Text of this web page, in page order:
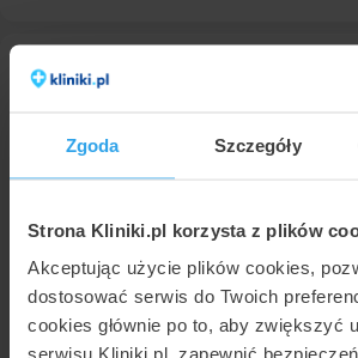
Zgoda Szczegóły
Strona Kliniki.pl korzysta z plików
Akceptując użycie plików cookies,
dostosować serwis do Twoich
cookies głównie po to, aby zwiększyć
serwisu Kliniki.pl, zapewnić
Secret Avenue
Gdańsk,ul. Partyzantów 3 (7 km od
Profil placówki